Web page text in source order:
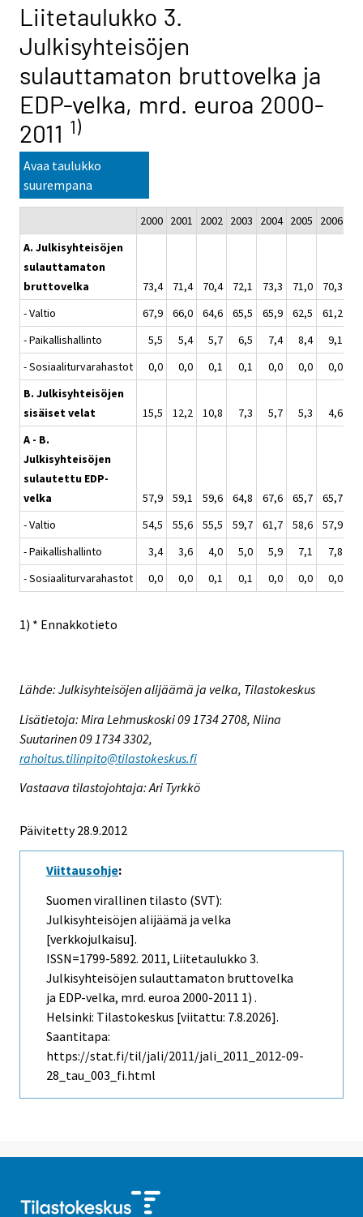
Liitetaulukko 3.
Julkisyhteisöjen
sulauttamaton bruttovelka ja
EDP-velka, mrd. euroa 2000-
2011 1)
Avaa taulukko
suurempana
2000 2001 2002 2003 2004 2005 2006
A. Julkisyhteisöjen
sulauttamaton
bruttovelka
73,4 71,4 70,4 72,1 73,3 71,0 70,3
- Valtio
67,9 66,0 64,6 65,5 65,9 62,5 61,2
- Paikallishallinto
5,5 5,4 5,7 6,5 7,4 8,4 9,1
- Sosiaaliturvarahastot
0,0 0,0 0,1 0,1 0,0 0,0 0,0
B. Julkisyhteisöjen
sisäiset velat
15,5 12,2 10,8 7,3 5,7 5,3 4,6
A - B.
Julkisyhteisöjen
sulautettu EDP-
velka
57,9 59,1 59,6 64,8 67,6 65,7 65,7
- Valtio
54,5 55,6 55,5 59,7 61,7 58,6 57,9
- Paikallishallinto
3,4 3,6 4,0 5,0 5,9 7,1 7,8
- Sosiaaliturvarahastot
0,0 0,0 0,1 0,1 0,0 0,0 0,0
1) * Ennakkotieto
Lähde: Julkisyhteisöjen alijäämä ja velka, Tilastokeskus
Lisätietoja: Mira Lehmuskoski 09 1734 2708, Niina
Suutarinen 09 1734 3302,
rahoitus.tilinpito@tilastokeskus.fi
Vastaava tilastojohtaja: Ari Tyrkkö
Päivitetty 28.9.2012
Viittausohje:
Suomen virallinen tilasto (SVT):
Julkisyhteisöjen alijäämä ja velka
[verkkojulkaisu].
ISSN=1799-5892. 2011, Liitetaulukko 3.
Julkisyhteisöjen sulauttamaton bruttovelka
ja EDP-velka, mrd. euroa 2000-2011 1) .
Helsinki: Tilastokeskus [viitattu: 7.8.2026].
Saantitapa:
https://stat.fi/til/jali/2011/jali_2011_2012-09-
28_tau_003_fi.html